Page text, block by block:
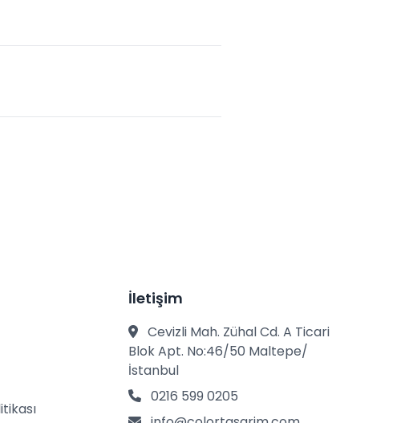
İletişim
Cevizli Mah. Zühal Cd. A Ticari
Blok Apt. No:46/50 Maltepe/
İstanbul
0216 599 0205